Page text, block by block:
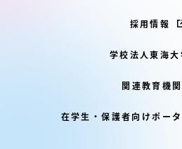
採用情報
学校法人東海大
関連教育機関
在学生・保護者向けポー